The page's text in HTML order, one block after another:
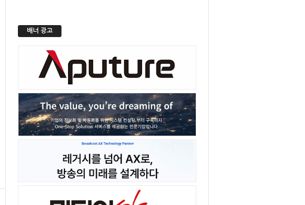
배너 광고